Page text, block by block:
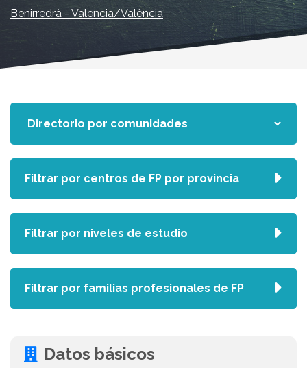
Benirredrà - Valencia/València
Datos básicos
Filtrar por centros de FP por provincia
Filtrar por niveles de estudio
Filtrar por familias profesionales de FP